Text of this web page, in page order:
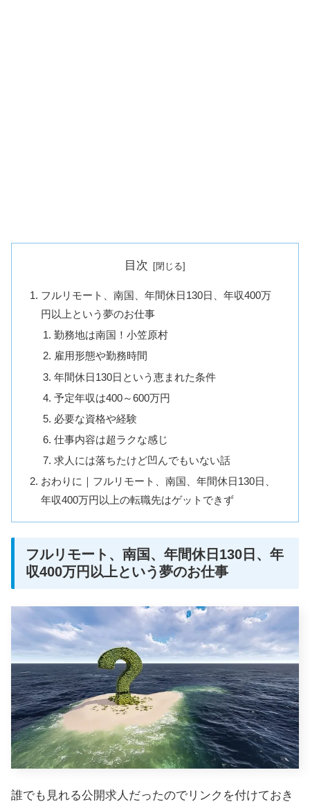
目次
フルリモート、南国、年間休日130日、年収400万
円以上という夢のお仕事
勤務地は南国！小笠原村
雇用形態や勤務時間
年間休日130日という恵まれた条件
予定年収は400～600万円
必要な資格や経験
仕事内容は超ラクな感じ
求人には落ちたけど凹んでもいない話
おわりに｜フルリモート、南国、年間休日130日、
年収400万円以上の転職先はゲットできず
フルリモート、南国、年間休日130日、年
収400万円以上という夢のお仕事
誰でも見れる公開求人だったのでリンクを付けておき